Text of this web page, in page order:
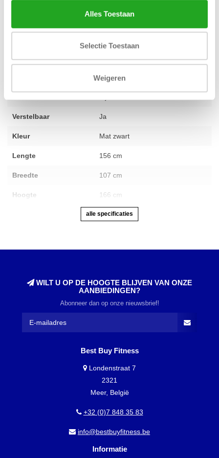
Alles Toestaan
Selectie Toestaan
Weigeren
Conditie Nieuw
1
Verstelbaar Ja
Kleur Mat zwart
Lengte 156 cm
Breedte 107 cm
Hoogte 166 cm
alle specificaties
WILT U OP DE HOOGTE BLIJVEN VAN ONZE
AANBIEDINGEN?
Abonneer dan op onze nieuwsbrief!
Best Buy Fitness
Londenstraat 7
2321
Meer, België
+32 (0)7 848 35 83
info@bestbuyfitness.be
Informatie